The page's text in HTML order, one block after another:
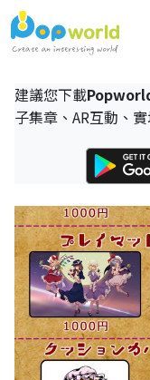
建議您下載
子集章、AR互動、